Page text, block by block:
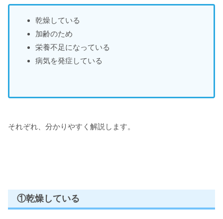
乾燥している
加齢のため
栄養不足になっている
病気を発症している
それぞれ、分かりやすく解説します。
①乾燥している